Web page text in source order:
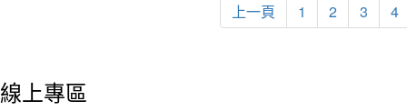
上一頁 1 2 3 4
線上專區